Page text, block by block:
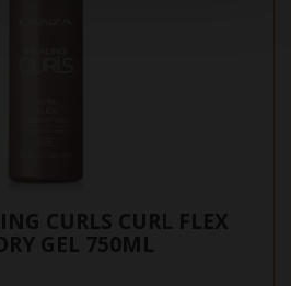
CURLS CURL FLEX
GEL 750ML